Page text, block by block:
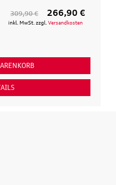
309,90 € 266,90 €
inkl. MwSt. zzgl. Versandkosten